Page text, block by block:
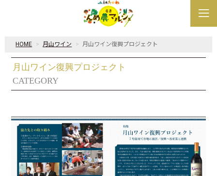
HOME 月山ワイン 月山ワイン復興プロジェクト
CATEGORY
月山ワイン復興プロジェクト